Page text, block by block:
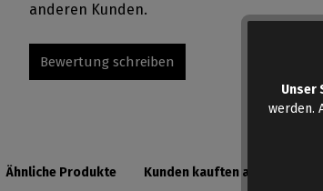
anderen Kunden.
Bewertung schreiben
Ähnliche Produkte Kunden kauften auch
Unser
werden.